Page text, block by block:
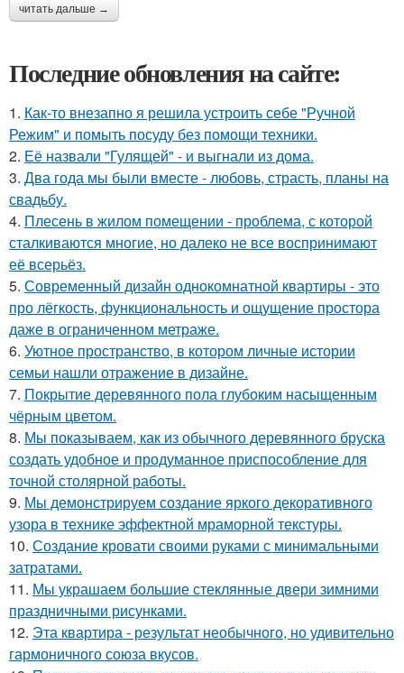
читать дальше →
Последние обновления на сайте:
1. Как-то внезапно я решила устроить себе "Ручной
Режим" и помыть посуду без помощи техники.
2. Её назвали "Гулящей" - и выгнали из дома.
3. Два года мы были вместе - любовь, страсть, планы на
свадьбу.
4. Плесень в жилом помещении - проблема, с которой
сталкиваются многие, но далеко не все воспринимают
её всерьёз.
5. Современный дизайн однокомнатной квартиры - это
про лёгкость, функциональность и ощущение простора
даже в ограниченном метраже.
6. Уютное пространство, в котором личные истории
семьи нашли отражение в дизайне.
7. Покрытие деревянного пола глубоким насыщенным
чёрным цветом.
8. Мы показываем, как из обычного деревянного бруска
создать удобное и продуманное приспособление для
точной столярной работы.
9. Мы демонстрируем создание яркого декоративного
узора в технике эффектной мраморной текстуры.
10. Создание кровати своими руками с минимальными
затратами.
11. Мы украшаем большие стеклянные двери зимними
праздничными рисунками.
12. Эта квартира - результат необычного, но удивительно
гармоничного союза вкусов.